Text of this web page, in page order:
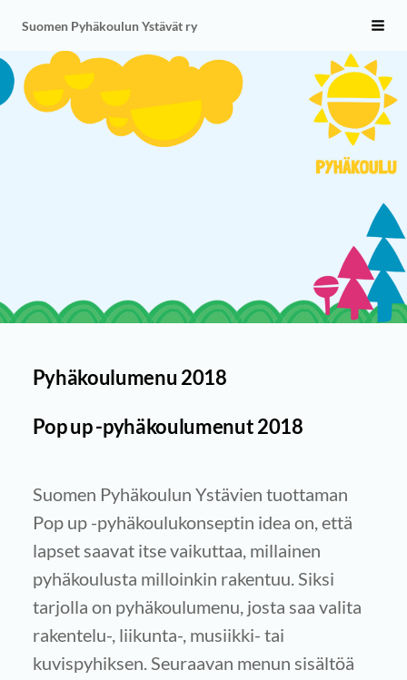
Siirry
sisältöön
Suomen Pyhäkoulun Ystävät ry
Pyhäkoulumenu 2018
Pop up -pyhäkoulumenut 2018
Suomen Pyhäkoulun Ystävien tuottaman
Pop up -pyhäkoulukonseptin idea on, että
lapset saavat itse vaikuttaa, millainen
pyhäkoulusta milloinkin rakentuu. Siksi
tarjolla on pyhäkoulumenu, josta saa valita
rakentelu-, liikunta-, musiikki- tai
kuvispyhiksen. Seuraavan menun sisältöä